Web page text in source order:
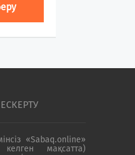
«Sabaq.online»
мақсатта)